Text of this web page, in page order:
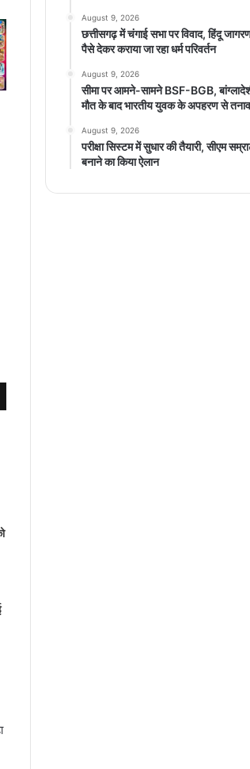
August 9, 2026
छत्तीसगढ़ में चंगाई सभा पर विवाद, हिंदू
पैसे देकर कराया जा रहा धर्म परिवर्तन
August 9, 2026
सीमा पर आमने-सामने BSF-BGB,
मौत के बाद भारतीय युवक के अपहरण से
August 9, 2026
परीक्षा सिस्टम में सुधार की तैयारी, सीएम
बनाने का किया ऐलान